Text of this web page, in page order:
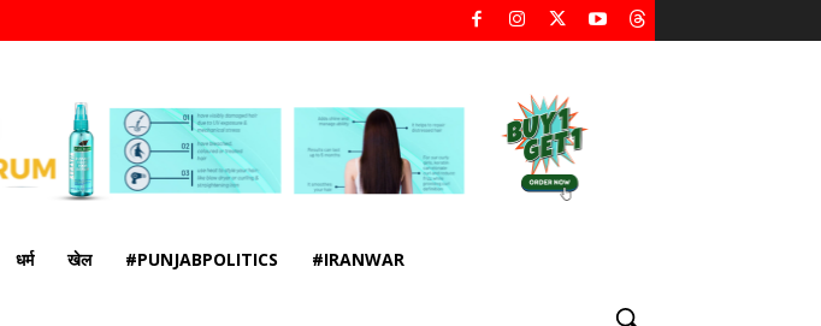
धर्म खेल #PUNJABPOLITICS #IRANWAR